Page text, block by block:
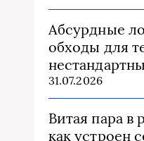
Абсурдные
обходы для
31.07.2026
Витая пара в
как устроен